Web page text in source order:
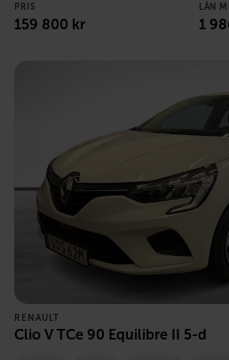
PRIS
159 800 kr
LÅN
1
RENAULT
Clio V TCe 90 Equilibre II 5-d